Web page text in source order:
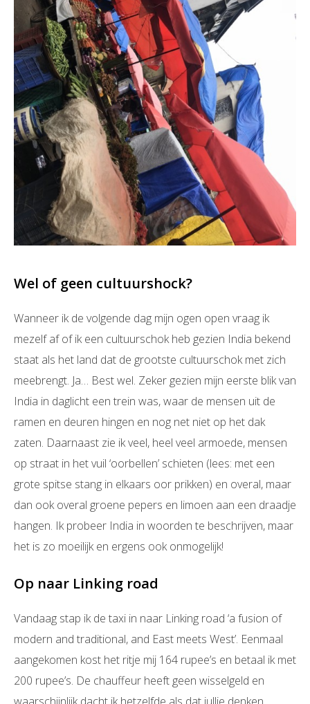
Wel of geen cultuurshock?
Wanneer ik de volgende dag mijn ogen open vraag ik
mezelf af of ik een cultuurschok heb gezien India bekend
staat als het land dat de grootste cultuurschok met zich
meebrengt. Ja… Best wel. Zeker gezien mijn eerste blik van
India in daglicht een trein was, waar de mensen uit de
ramen en deuren hingen en nog net niet op het dak
zaten. Daarnaast zie ik veel, heel veel armoede, mensen
op straat in het vuil ‘oorbellen’ schieten (lees: met een
grote spitse stang in elkaars oor prikken) en overal, maar
dan ook overal groene pepers en limoen aan een draadje
hangen. Ik probeer India in woorden te beschrijven, maar
het is zo moeilijk en ergens ook onmogelijk!
Op naar Linking road
Vandaag stap ik de taxi in naar Linking road ‘a fusion of
modern and traditional, and East meets West’. Eenmaal
aangekomen kost het ritje mij 164 rupee’s en betaal ik met
200 rupee’s. De chauffeur heeft geen wisselgeld en